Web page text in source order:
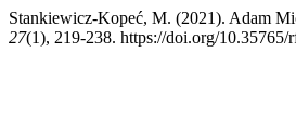
Stankiewicz-Kopeć, M. (2021). Adam
27(1), 219-238. https://doi.org/10.35765/